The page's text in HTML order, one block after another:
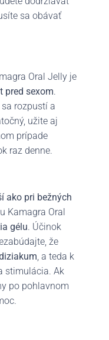
sa obávať
Oral Jelly je
pred sexom.
rozpustí a
užite aj
prípade
raz denne.
ako pri bežných
Kamagra Oral
gélu. Účinok
že
, a teda k
stimulácia. Ak
po pohlavnom